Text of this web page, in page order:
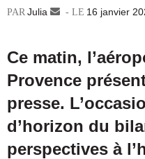
Julia
Envoyer16 janvier
Ce matin,
Provence
presse.
d’horizon du
perspectives à